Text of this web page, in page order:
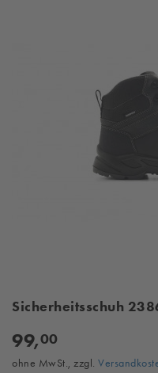
Sicherheitsschuh
99,00
ohne MwSt., zzgl.